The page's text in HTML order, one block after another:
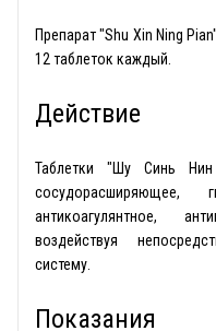
Препарат "Shu Xin Ning
12 таблеток каждый.
Действие
Таблетки "Шу Синь
сосудорасширяющее,
антикоагулянтное,
воздействуя
систему.
Показания